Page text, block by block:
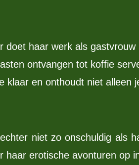
doet haar werk als gastvrouw
ontvangen tot koffie
klaar en onthoudt niet alleen
niet zo onschuldig als
haar erotische avonturen op